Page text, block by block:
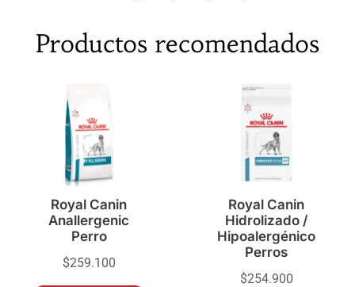
Productos recomendados
Royal Canin
Anallergenic
Perro
$259.100
Royal Canin
Hidrolizado /
Hipoalergénico
Perros
$254.900